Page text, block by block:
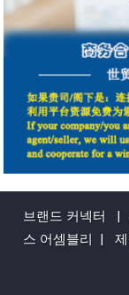
브랜드 커넥터 |
스 어셈블리 |